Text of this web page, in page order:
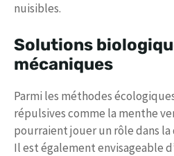
nuisibles.
Solutions
mécaniques
Parmi les méthodes
répulsives comme la menthe
pourraient jouer un rôle dans la
Il est également envisageable